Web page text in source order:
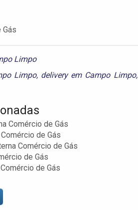
Gás
Limpo
Limpo, delivery em Campo Limpo,
Comércio de Gás
de Gás
Comércio de Gás
de Gás
de Gás